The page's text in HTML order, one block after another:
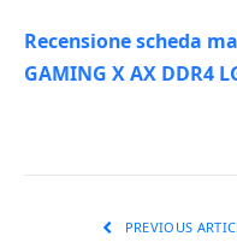
Recensione scheda
GAMING X AX DDR4
PREVIOUS